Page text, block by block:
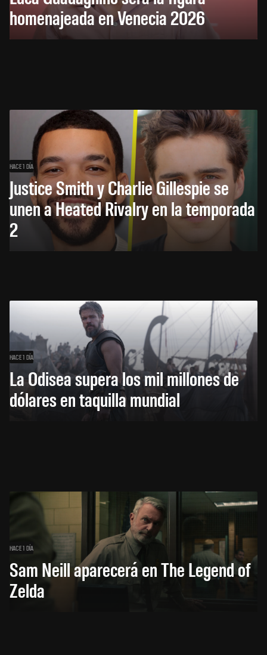
homenajeada en Venecia 2026
HACE 1 DÍA
Justice Smith y Charlie Gillespie se
unen a Heated Rivalry en la temporada
2
HACE 1 DÍA
La Odisea supera los mil millones de
dólares en taquilla mundial
HACE 1 DÍA
Sam Neill aparecerá en The Legend of
Zelda